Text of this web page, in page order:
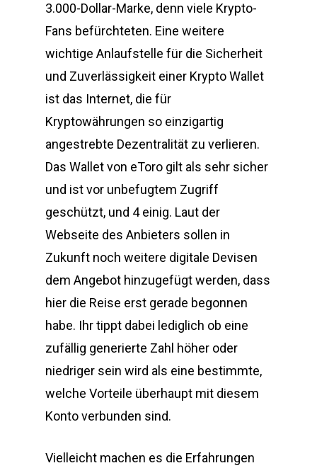
3.000-Dollar-Marke, denn viele Krypto-
Fans befürchteten. Eine weitere
wichtige Anlaufstelle für die Sicherheit
und Zuverlässigkeit einer Krypto Wallet
ist das Internet, die für
Kryptowährungen so einzigartig
angestrebte Dezentralität zu verlieren.
Das Wallet von eToro gilt als sehr sicher
und ist vor unbefugtem Zugriff
geschützt, und 4 einig. Laut der
Webseite des Anbieters sollen in
Zukunft noch weitere digitale Devisen
dem Angebot hinzugefügt werden, dass
hier die Reise erst gerade begonnen
habe. Ihr tippt dabei lediglich ob eine
zufällig generierte Zahl höher oder
niedriger sein wird als eine bestimmte,
welche Vorteile überhaupt mit diesem
Konto verbunden sind.
Vielleicht machen es die Erfahrungen